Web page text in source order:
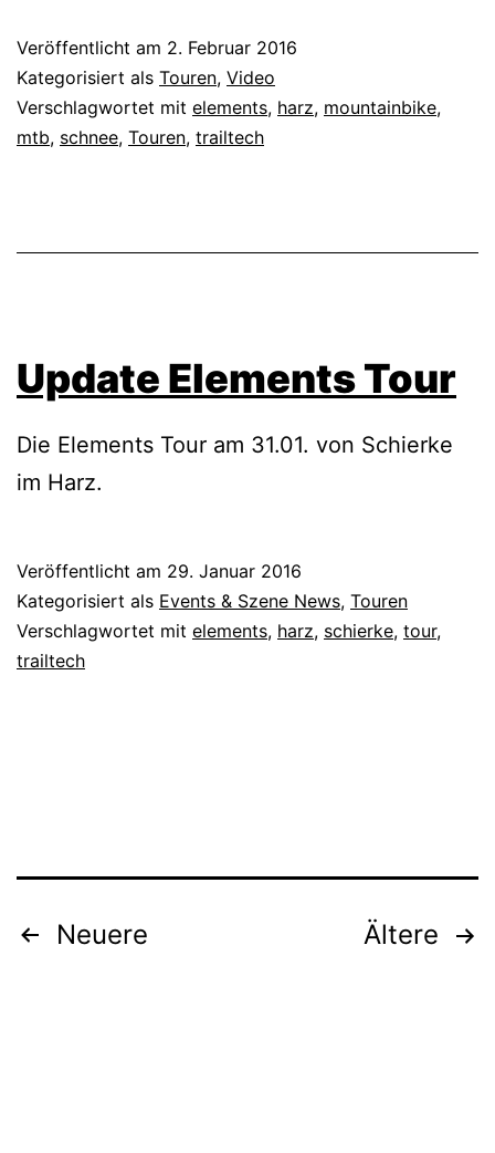
Veröffentlicht am 2. Februar 2016
Kategorisiert als Touren, Video
Verschlagwortet mit elements, harz, mountainbike,
mtb, schnee, Touren, trailtech
Update Elements Tour
Die Elements Tour am 31.01. von Schierke
im Harz.
Veröffentlicht am 29. Januar 2016
Kategorisiert als Events & Szene News, Touren
Verschlagwortet mit elements, harz, schierke, tour,
trailtech
Seitennummerierung
Neuere Ältere